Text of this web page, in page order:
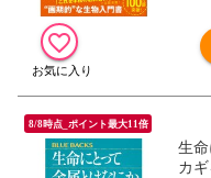
8/8時点_ポイント最大11倍
生
カ